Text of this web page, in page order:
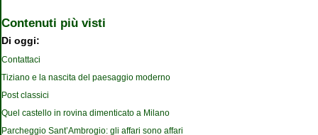
Contenuti più visti
Di oggi:
Contattaci
Tiziano e la nascita del paesaggio moderno
Post classici
Quel castello in rovina dimenticato a Milano
Parcheggio Sant’Ambrogio: gli affari sono affari